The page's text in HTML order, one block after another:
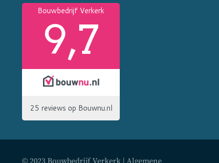
© 2023 Bouwbedrijf Verkerk | Algemene